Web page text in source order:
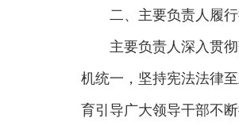
二、主要负责人履
主要负责人深入贯
机统一，坚持宪法法律
育引导广大领导干部不